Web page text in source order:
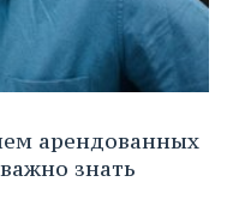
арендованных
знать